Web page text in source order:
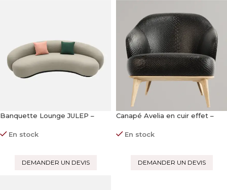
Banquette Lounge JULEP –
En stock
DEMANDER UN DEVIS
Canapé Avelia en cuir effet –
En stock
DEMANDER UN DEVIS